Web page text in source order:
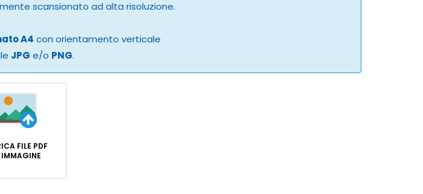
scansionato ad alta risoluzione.
A4 con orientamento verticale
JPG e/o PNG.
FILE PDF
IMMAGINE